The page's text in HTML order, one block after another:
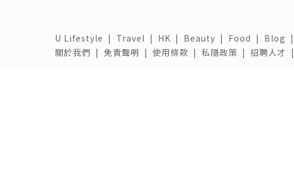
U Lifestyle | Travel | HK | Beauty | Food | Blog |
關於我們 | 免責聲明 | 使用條款 | 私隱政策 | 招聘人才 |